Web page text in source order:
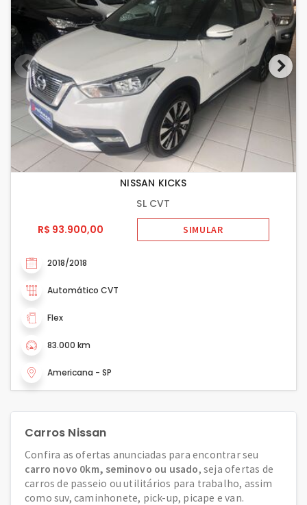
NISSAN KICKS
SL CVT
R$ 93.900,00
SIMULAR
2018/2018
Automático CVT
Flex
83.000 km
Americana - SP
Carros Nissan
Confira as ofertas anunciadas para encontrar seu
carro novo 0km, seminovo ou usado, seja ofertas de
carros de passeio ou utilitários para trabalho, assim
como suv, caminhonete, pick-up, picape e van.